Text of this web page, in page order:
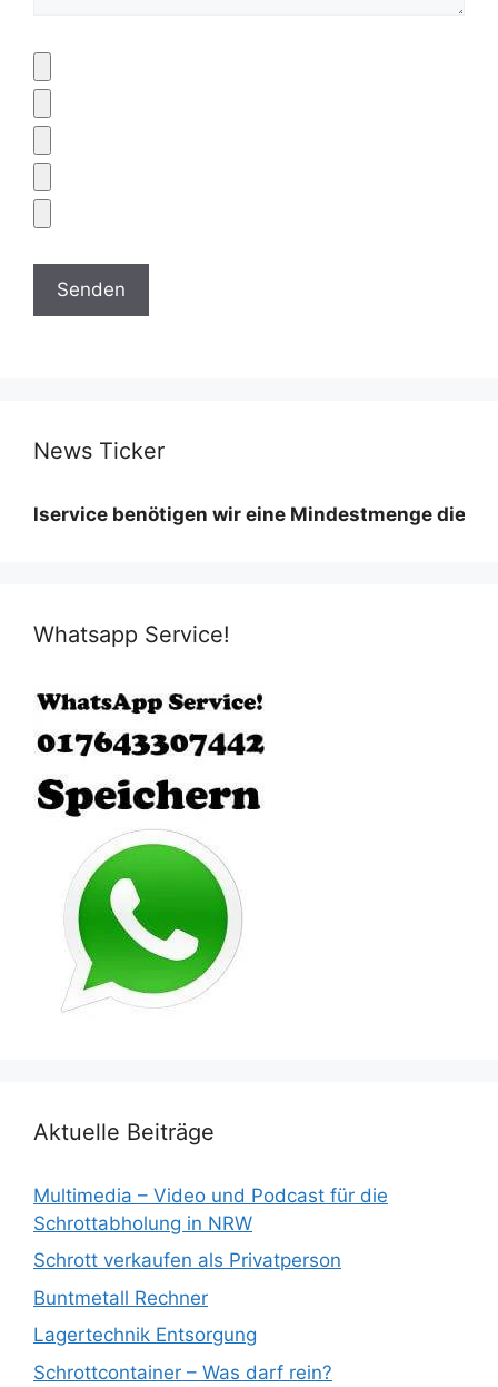
News Ticker
benötigen wir eine Mindestmenge diese
Whatsapp Service!
Aktuelle Beiträge
Multimedia – Video und Podcast für die
Schrottabholung in NRW
Schrott verkaufen als Privatperson
Buntmetall Rechner
Lagertechnik Entsorgung
Schrottcontainer – Was darf rein?